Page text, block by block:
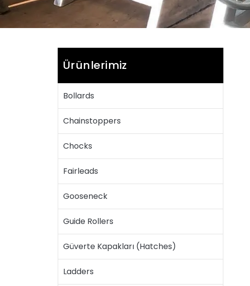
Ürünlerimiz
Bollards
Chainstoppers
Chocks
Fairleads
Gooseneck
Guide Rollers
Güverte Kapakları (Hatches)
Ladders